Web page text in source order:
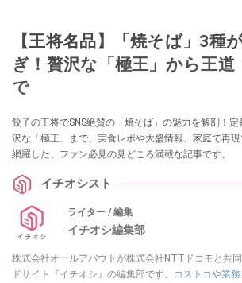
【王将名品】「焼そば」3種
ぎ！贅沢な「極王」から王道
で
餃子の王将でSNS絶賛の「焼そば」の魅力を解剖！
沢な「極王」まで、実食レポや大盛情報、家庭で再
網羅した、ファン必見の見どころ満載な記事です。
イチオシスト
ライター / 編集
イチオシ編集部
株式会社オールアバウトが株式会社NTTドコモと共
ドサイト『イチオシ』の編集部です。
コストコや業